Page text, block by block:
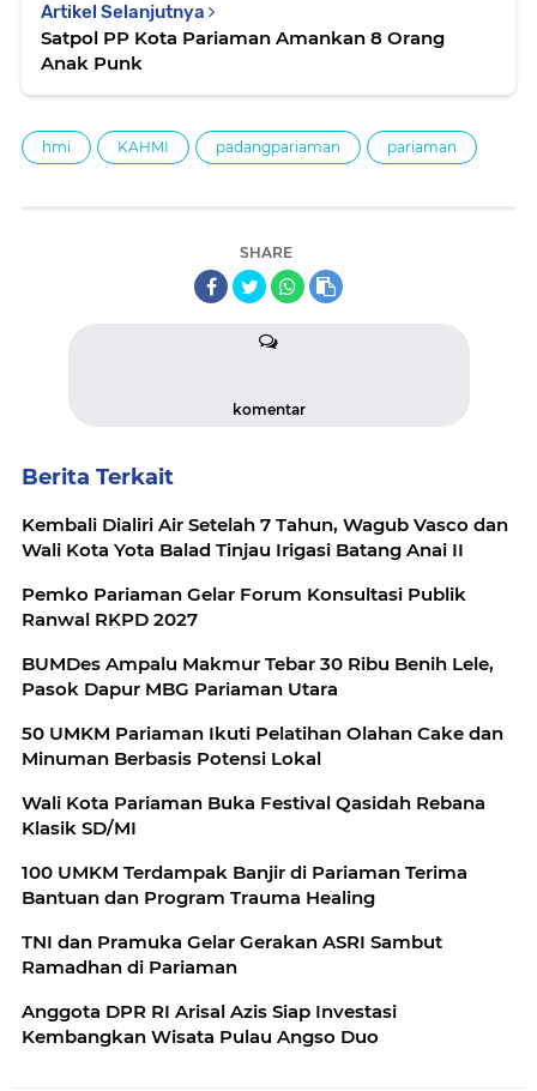
Artikel Selanjutnya
Satpol PP Kota Pariaman Amankan 8 Orang
Anak Punk
hmi KAHMI padangpariaman pariaman
SHARE
komentar
Berita Terkait
Kembali Dialiri Air Setelah 7 Tahun, Wagub Vasco dan
Wali Kota Yota Balad Tinjau Irigasi Batang Anai II
Pemko Pariaman Gelar Forum Konsultasi Publik
Ranwal RKPD 2027
BUMDes Ampalu Makmur Tebar 30 Ribu Benih Lele,
Pasok Dapur MBG Pariaman Utara
50 UMKM Pariaman Ikuti Pelatihan Olahan Cake dan
Minuman Berbasis Potensi Lokal
Wali Kota Pariaman Buka Festival Qasidah Rebana
Klasik SD/MI
100 UMKM Terdampak Banjir di Pariaman Terima
Bantuan dan Program Trauma Healing
TNI dan Pramuka Gelar Gerakan ASRI Sambut
Ramadhan di Pariaman
Anggota DPR RI Arisal Azis Siap Investasi
Kembangkan Wisata Pulau Angso Duo